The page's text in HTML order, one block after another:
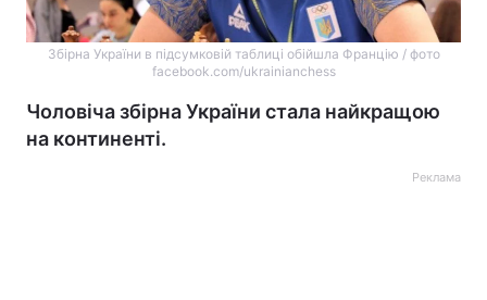
Збірна України в підсумковій таблиці обійшла Францію / фото
facebook.com/ukrainianchess
Чоловіча збірна України стала найкращою
на континенті.
Реклама